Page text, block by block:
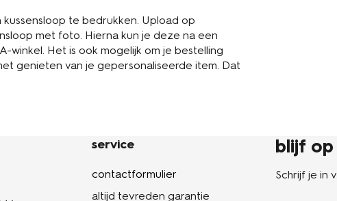
te bedrukken. Upload op
met foto. Hierna kun je deze na een
winkel. Het is ook mogelijk om je bestelling
genieten van je gepersonaliseerde item. Dat
service
contactformulier
altijd tevreden garantie
blijf
Schrijf je in